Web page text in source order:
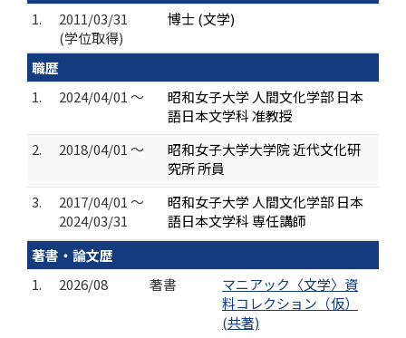
1.
2011/03/31
(学位取得)
博士 (文学)
職歴
1.
2024/04/01 ～
昭和女子大学 人間文化学部 日本
語日本文学科 准教授
2.
2018/04/01 ～
昭和女子大学大学院 近代文化研
究所 所員
3.
2017/04/01 ～
2024/03/31
昭和女子大学 人間文化学部 日本
語日本文学科 専任講師
著書・論文歴
1.
2026/08 著書
マニアック〈文学〉資
料コレクション（仮）
(共著)